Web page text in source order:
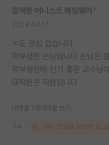
반도체 아카데미
재팬라운지 🌸
깜찍한 어니스트 헤밍웨이
ㅈ도 관심 없습니다
학부생은 손님입니다 손님은
학부생한테 인기 좋은 교수님
대학원은 직원입니다
대댓글 1개 대댓글 쓰기
해당 댓글을 보려면 로그